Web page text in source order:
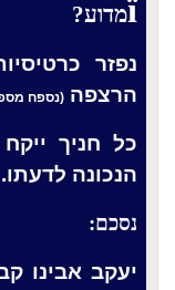
ïמדוע?
נפזר
הרצפה (נספח מספר
כל חניך
הנכונה לדעתו.
נסכם:
יעקב אבינו